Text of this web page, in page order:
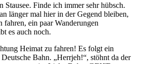
Stausee. Finde ich immer sehr hübsch.
länger mal hier in der Gegend bleiben,
fahren, ein paar Wanderungen
es auch noch.
Heimat zu fahren! Es folgt ein
Bahn. „Herrjeh!“, stöhnt da der